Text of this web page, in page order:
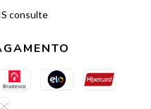
consulte